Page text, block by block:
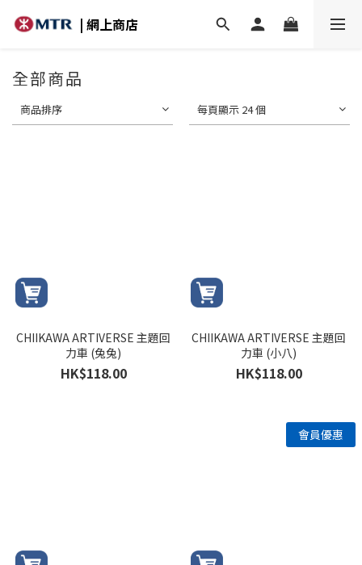
| 網上商店
全部商品
商品排序 每頁顯示 24 個
CHIIKAWA ARTIVERSE 主題回
力車 (兔兔)
HK$118.00
CHIIKAWA ARTIVERSE 主題回
力車 (小八)
HK$118.00